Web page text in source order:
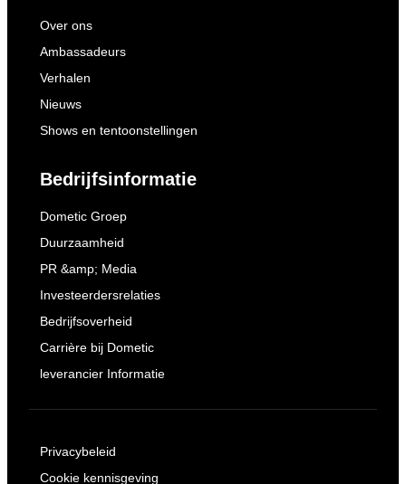
Over ons
Ambassadeurs
Verhalen
Nieuws
Shows en tentoonstellingen
Bedrijfsinformatie
Dometic Groep
Duurzaamheid
PR &amp; Media
Investeerdersrelaties
Bedrijfsoverheid
Carrière bij Dometic
leverancier Informatie
Privacybeleid
Cookie kennisgeving